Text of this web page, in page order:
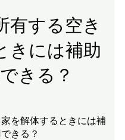
有する空き
きには補助
きる？